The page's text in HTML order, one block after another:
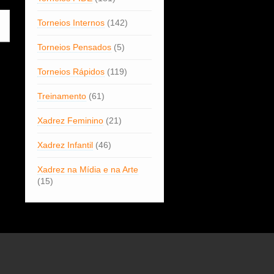
Torneios Internos(142)
Torneios Pensados(5)
Torneios Rápidos(119)
Treinamento(61)
Xadrez Feminino(21)
Xadrez Infantil(46)
Xadrez na Mídia e na Arte
(15)